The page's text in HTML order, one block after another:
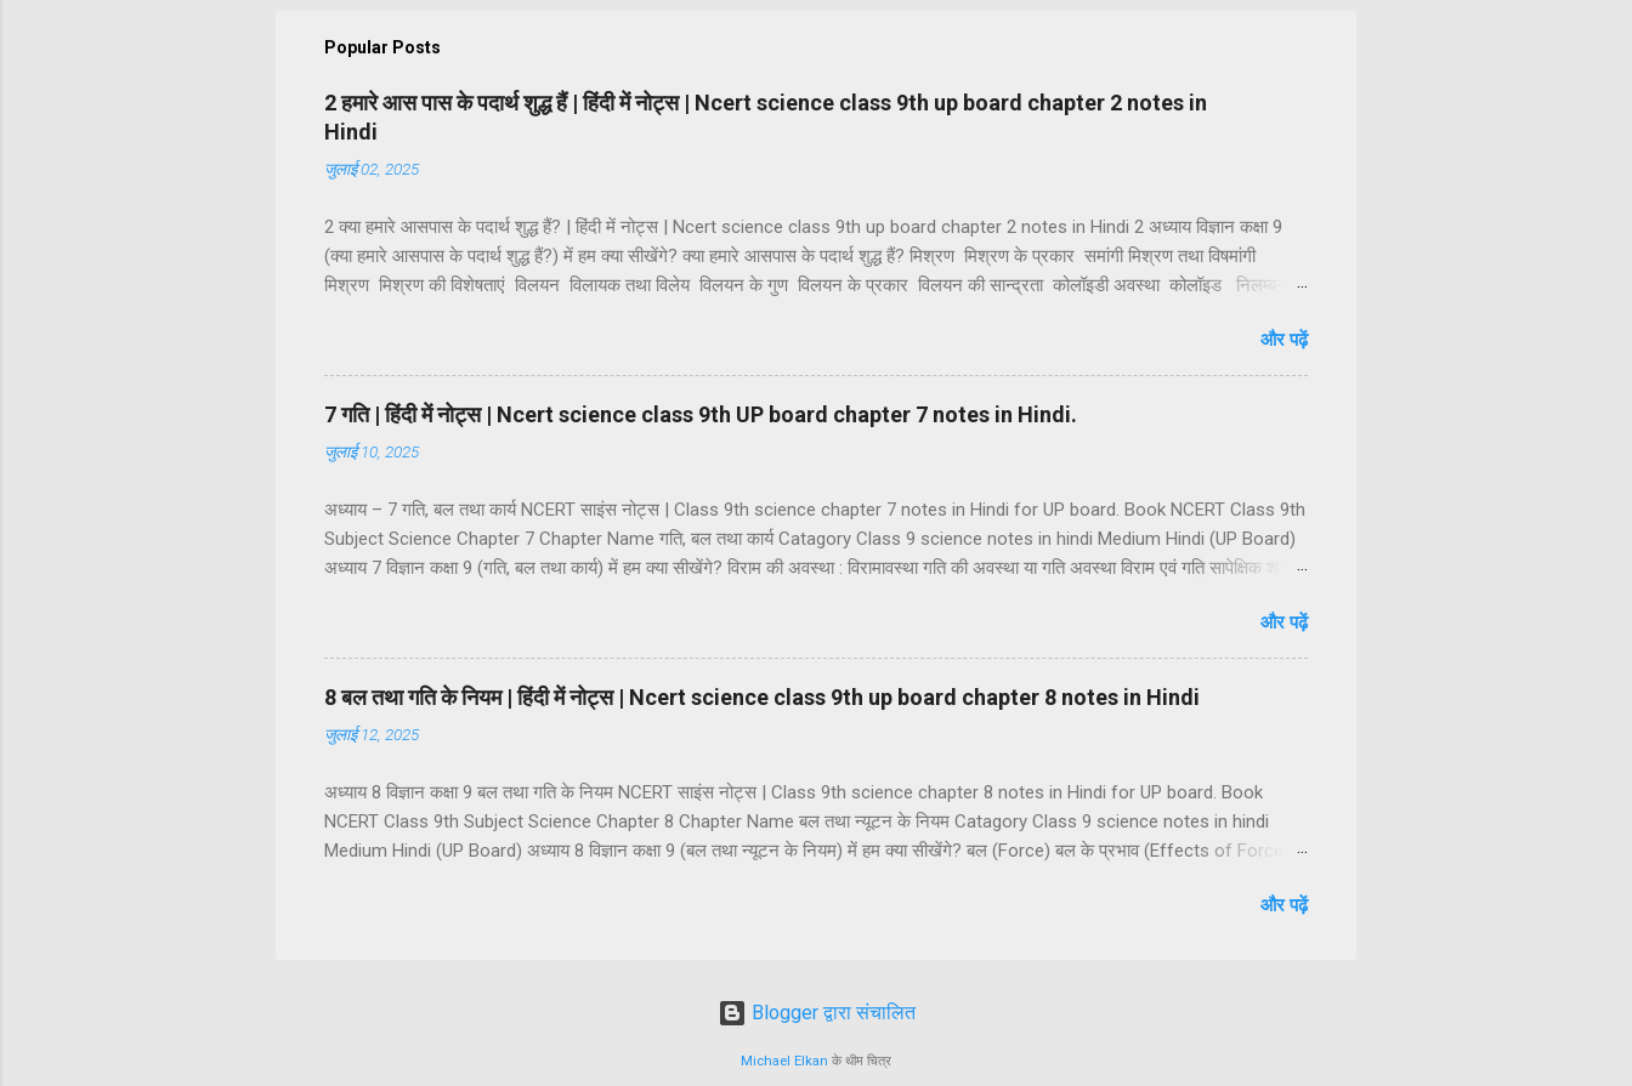
Popular Posts
2 हमारे आस पास के पदार्थ शुद्ध हैं | हिंदी में नोट्स | Ncert science class 9th up board chapter 2 notes in
Hindi
जुलाई 02, 2025
2 क्या हमारे आसपास के पदार्थ शुद्ध हैं? | हिंदी में नोट्स | Ncert science class 9th up board chapter 2 notes in Hindi 2 अध्याय विज्ञान कक्षा 9
(क्या हमारे आसपास के पदार्थ शुद्ध हैं?) में हम क्या सीखेंगे? क्या हमारे आसपास के पदार्थ शुद्ध हैं? मिश्रण मिश्रण के प्रकार समांगी मिश्रण तथा विषमांगी
मिश्रण मिश्रण की विशेषताएं विलयन विलायक तथा विलेय विलयन के गुण विलयन के प्रकार विलयन की सान्द्रता कोलॉइडी अवस्था कोलॉइड निलम्बन
अनिश्चित अनुपात में मिलाया जाता है और किसी नई वस्तु का निर्माण नहीं होता है तो ऐसे पदार्थ को मिश्रण कहते हैं। मिश्रण में दो या दो से अधिक अवयवी पदार...
और पढ़ें
7 गति | हिंदी में नोट्स | Ncert science class 9th UP board chapter 7 notes in Hindi.
जुलाई 10, 2025
अध्याय – 7 गति, बल तथा कार्य NCERT साइंस नोट्स | Class 9th science chapter 7 notes in Hindi for UP board. Book NCERT Class 9th
Subject Science Chapter 7 Chapter Name गति, बल तथा कार्य Catagory Class 9 science notes in hindi Medium Hindi (UP Board)
अध्याय 7 विज्ञान कक्षा 9 (गति, बल तथा कार्य) में हम क्या सीखेंगे? विराम की अवस्था : विरामावस्था गति की अवस्था या गति अवस्था विराम एवं गति सापेक्षिक शब्द हैं
सरल रेखीय गति एक समान गति और आसमान गति एकसमान गति असमान गति गति की दर का मापन : चाल चाल का मात्रक चाल के प्रकार एकसमान चाल
असमान चाल असमान चाल के प्रकार (a) औसत चाल (b) तात्क्षणिक चाल वेग वेग का मात्रक वेग के प्रकार (1) एकसमान वेग (2) असमान वेग असमान
वेग के प्रकार ...
और पढ़ें
8 बल तथा गति के नियम | हिंदी में नोट्स | Ncert science class 9th up board chapter 8 notes in Hindi
जुलाई 12, 2025
अध्याय 8 विज्ञान कक्षा 9 बल तथा गति के नियम NCERT साइंस नोट्स | Class 9th science chapter 8 notes in Hindi for UP board. Book
NCERT Class 9th Subject Science Chapter 8 Chapter Name बल तथा न्यूटन के नियम Catagory Class 9 science notes in hindi
Medium Hindi (UP Board) अध्याय 8 विज्ञान कक्षा 9 (बल तथा न्यूटन के नियम) में हम क्या सीखेंगे? बल (Force) बल के प्रभाव (Effects of Force)
अस्पर्शीय बल स्पर्शीय बल अस्पर्शीय बल बलों का वर्गीकरण (1) पेशीय बल (2) यांत्रिक बल (3) गुरुत्वाकर्षण बल (4) घर्षण बल (5) चुम्बकीय बल (6) विद्युत बल
और पढ़ें
Blogger द्वारा संचालित
Michael Elkan के थीम चित्र